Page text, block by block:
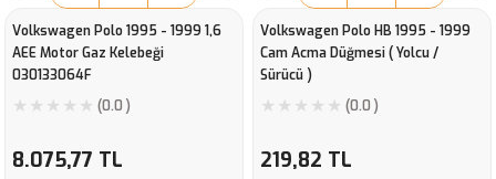
Volkswagen Polo 1995 - 1999 1,6
AEE Motor Gaz Kelebeği
030133064F
(0.0 )
8.075,77 TL
Volkswagen Polo HB 1995 - 1999
Cam Acma Düğmesi ( Yolcu /
Sürücü )
(0.0 )
219,82 TL